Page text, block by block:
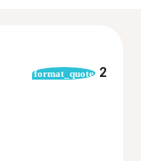
format_quote 2